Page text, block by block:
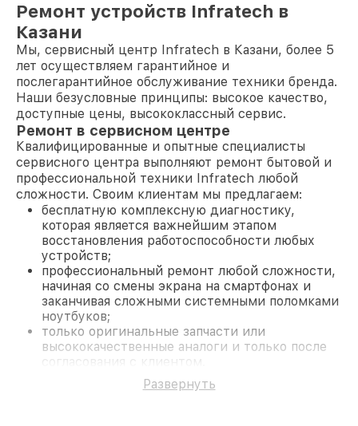
Ремонт устройств Infratech в
Казани
Мы, сервисный центр Infratech в Казани, более 5
лет осуществляем гарантийное и
послегарантийное обслуживание техники бренда.
Наши безусловные принципы: высокое качество,
доступные цены, высококлассный сервис.
Ремонт в сервисном центре
Квалифицированные и опытные специалисты
сервисного центра выполняют ремонт бытовой и
профессиональной техники Infratech любой
сложности. Своим клиентам мы предлагаем:
бесплатную комплексную диагностику,
которая является важнейшим этапом
восстановления работоспособности любых
устройств;
профессиональный ремонт любой сложности,
начиная со смены экрана на смартфонах и
заканчивая сложными системными поломками
ноутбуков;
только оригинальные запчасти или
высококачественные аналоги и только после
согласования с клиентом.
На все работы и замененные комплектующие
предоставляется длительная гарантия. В случае
Развернуть